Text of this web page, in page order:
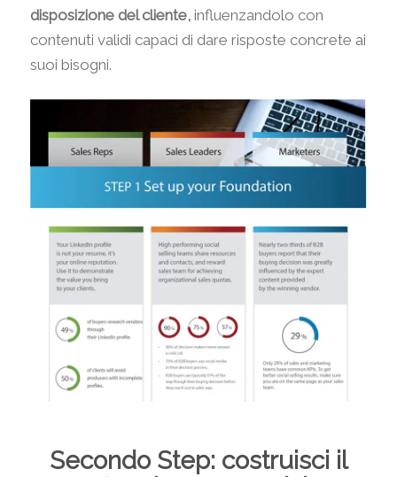
disposizione del cliente,influenzandolo con
contenuti validi capaci di dare risposte concrete ai
suoi bisogni.
Secondo Step: costruisci il